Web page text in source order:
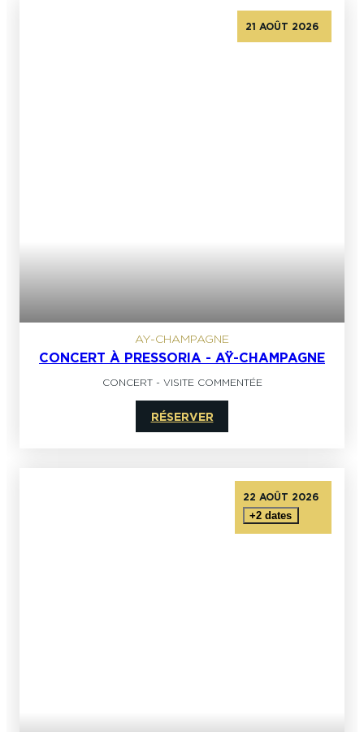
21 AOÛT 2026
AY-CHAMPAGNE
CONCERT À PRESSORIA - AŸ-CHAMPAGNE
CONCERT- VISITE COMMENTÉE
RÉSERVER
22 AOÛT 2026
+2 dates